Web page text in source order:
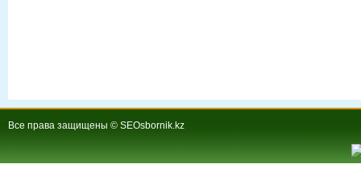
Все права защищены © SEOsbornik.kz